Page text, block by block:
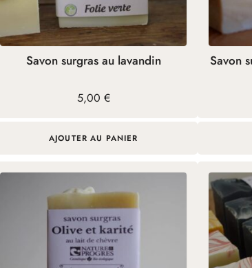
Savon surgras au lavandin
5,00 €
AJOUTER AU PANIER
Savon
Ce
produit
plusieurs
variations.
Les